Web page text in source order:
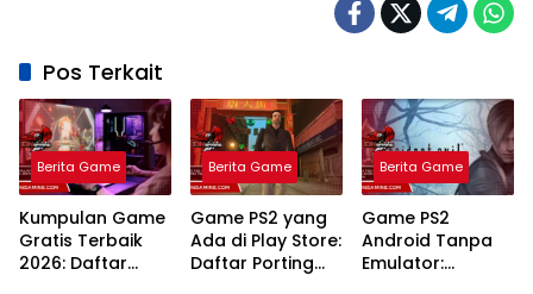
Pos Terkait
Berita Game
Kumpulan Game
Gratis Terbaik
2026: Daftar
Berita Game
Game PS2 yang
Ada di Play Store:
Daftar Porting
Berita Game
Game PS2
Android Tanpa
Emulator: